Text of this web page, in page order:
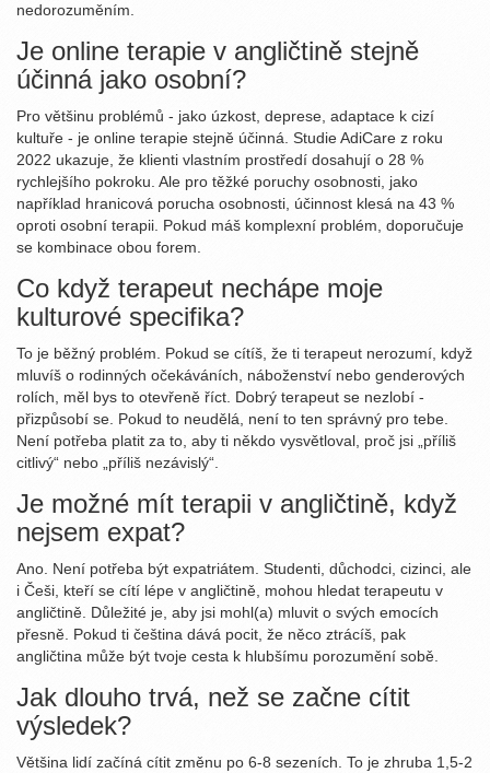
nedorozuměním.
Je online terapie v angličtině stejně
účinná jako osobní?
Pro většinu problémů - jako úzkost, deprese, adaptace k cizí
kultuře - je online terapie stejně účinná. Studie AdiCare z roku
2022 ukazuje, že klienti vlastním prostředí dosahují o 28 %
rychlejšího pokroku. Ale pro těžké poruchy osobnosti, jako
například hranicová porucha osobnosti, účinnost klesá na 43 %
oproti osobní terapii. Pokud máš komplexní problém, doporučuje
se kombinace obou forem.
Co když terapeut nechápe moje
kulturové specifika?
To je běžný problém. Pokud se cítíš, že ti terapeut nerozumí, když
mluvíš o rodinných očekáváních, náboženství nebo genderových
rolích, měl bys to otevřeně říct. Dobrý terapeut se nezlobí -
přizpůsobí se. Pokud to neudělá, není to ten správný pro tebe.
Není potřeba platit za to, aby ti někdo vysvětloval, proč jsi „příliš
citlivý“ nebo „příliš nezávislý“.
Je možné mít terapii v angličtině, když
nejsem expat?
Ano. Není potřeba být expatriátem. Studenti, důchodci, cizinci, ale
i Češi, kteří se cítí lépe v angličtině, mohou hledat terapeutu v
angličtině. Důležité je, aby jsi mohl(a) mluvit o svých emocích
přesně. Pokud ti čeština dává pocit, že něco ztrácíš, pak
angličtina může být tvoje cesta k hlubšímu porozumění sobě.
Jak dlouho trvá, než se začne cítit
výsledek?
Většina lidí začíná cítit změnu po 6-8 sezeních. To je zhruba 1,5-2